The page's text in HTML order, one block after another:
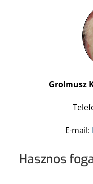
Grolmusz
E-mail:
Hasznos